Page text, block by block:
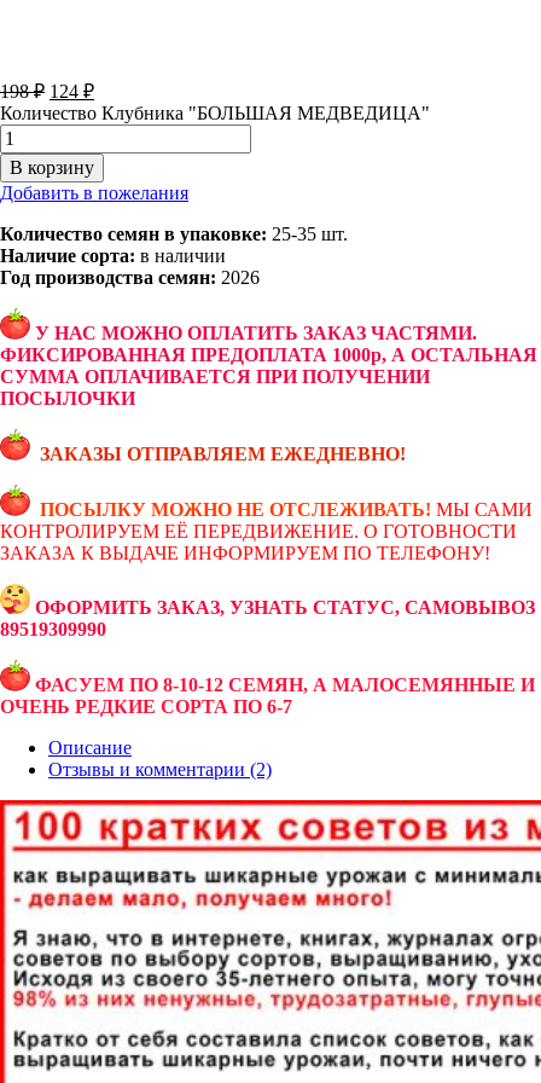
198₽ 124 ₽
Количество Клубника "БОЛЬШАЯ МЕДВЕДИЦА"
В корзину
Добавить в пожелания
Количество семян в упаковке: 25-35 шт.
Наличие сорта: в наличии
Год производства семян: 2026
У НАС МОЖНО ОПЛАТИТЬ ЗАКАЗ ЧАСТЯМИ.
ФИКСИРОВАННАЯ ПРЕДОПЛАТА 1000р, А ОСТАЛЬНАЯ
СУММА ОПЛАЧИВАЕТСЯ ПРИ ПОЛУЧЕНИИ
ПОСЫЛОЧКИ
ЗАКАЗЫ ОТПРАВЛЯЕМ ЕЖЕДНЕВНО!
ПОСЫЛКУ МОЖНО НЕ ОТСЛЕЖИВАТЬ! МЫ САМИ
КОНТРОЛИРУЕМ ЕЁ ПЕРЕДВИЖЕНИЕ. О ГОТОВНОСТИ
ЗАКАЗА К ВЫДАЧЕ ИНФОРМИРУЕМ ПО ТЕЛЕФОНУ!
ОФОРМИТЬ ЗАКАЗ, УЗНАТЬ СТАТУС, САМОВЫВОЗ
89519309990
ФАСУЕМ ПО 8-10-12 СЕМЯН, А МАЛОСЕМЯННЫЕ И
ОЧЕНЬ РЕДКИЕ СОРТА ПО 6-7
Описание
Отзывы и комментарии (2)